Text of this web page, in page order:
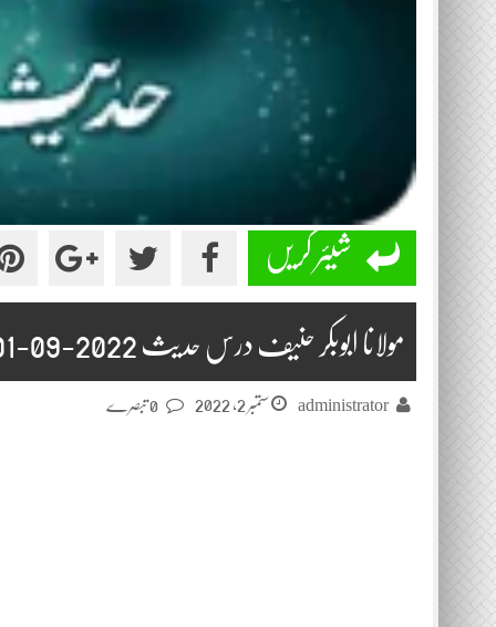
شیئر کریں
مولانا ابوبکر حنیف درس حدیث 2022-09-01
administrator ستمبر 2, 2022